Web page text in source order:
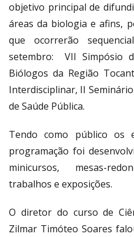
objetivo principal de
áreas da biologia e afins,
que ocorrerão
setembro: VII Simpósio
Biólogos da Região
Interdisciplinar, II
de Saúde Pública.
Tendo como público os
programação foi
minicursos, mesas-
trabalhos e exposições.
O diretor do curso de
Zilmar Timóteo Soares